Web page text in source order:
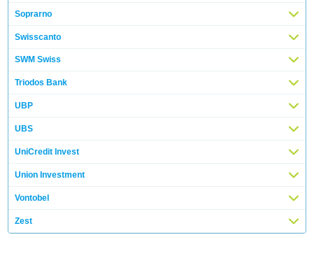
Soprarno
Swisscanto
SWM Swiss
Triodos Bank
UBP
UBS
UniCredit Invest
Union Investment
Vontobel
Zest